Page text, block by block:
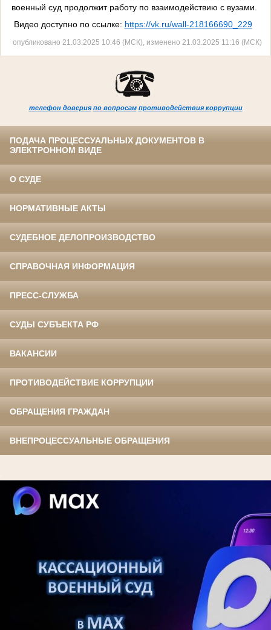
военный суд продолжит работу по взаимодействию с вузами.
Видео доступно по ссылке: https://vk.ru/wall-218166690_229
опубликовано 21.03.2025 10:46 (МСК), изменено 21.03.2025 11:16 (МСК)
телефон доверия по вопросам противодействия коррупции
ПОДАЧА ПРОЦЕССУАЛЬНЫХ ДОКУМЕНТОВ В
ЭЛЕКТРОННОМ ВИДЕ
О СУДЕ
НОРМАТИВНЫЕ АКТЫ
СУДЕБНОЕ ДЕЛОПРОИЗВОДСТВО
СПРАВОЧНАЯ ИНФОРМАЦИЯ
ПРЕСС-СЛУЖБА
СУДЫ СУБЪЕКТА РФ
ВАКАНСИИ
ПРОТИВОДЕЙСТВИЕ КОРРУПЦИИ
ОБРАЩЕНИЯ ГРАЖДАН
ВНЕПРОЦЕССУАЛЬНЫЕ ОБРАЩЕНИЯ